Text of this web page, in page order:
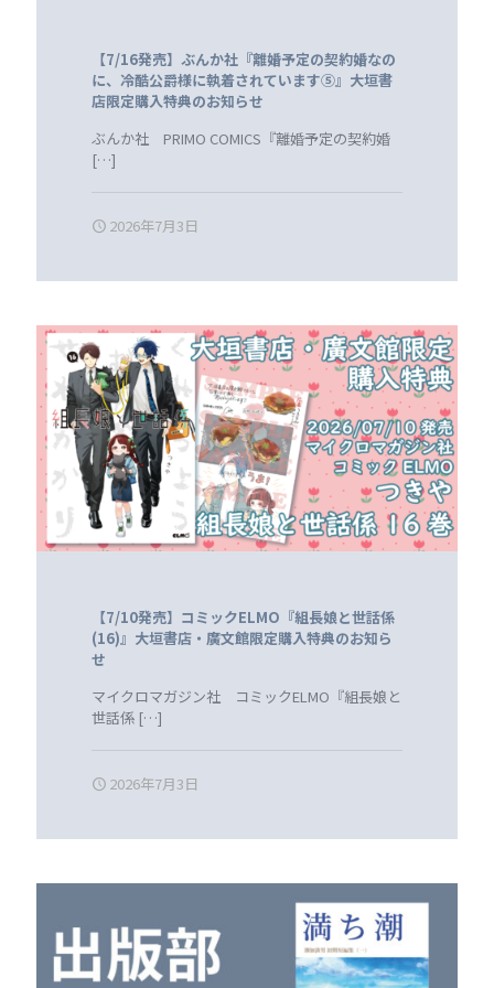
【7/16発売】ぶんか社『離婚予定の契約婚なの
に、冷酷公爵様に執着されています⑤』大垣書
店限定購入特典のお知らせ
ぶんか社 PRIMO COMICS『離婚予定の契約婚
[…]
2026年7月3日
【7/10発売】コミックELMO『組長娘と世話係
(16)』大垣書店・廣文館限定購入特典のお知ら
せ
マイクロマガジン社 コミックELMO『組長娘と
世話係 […]
2026年7月3日